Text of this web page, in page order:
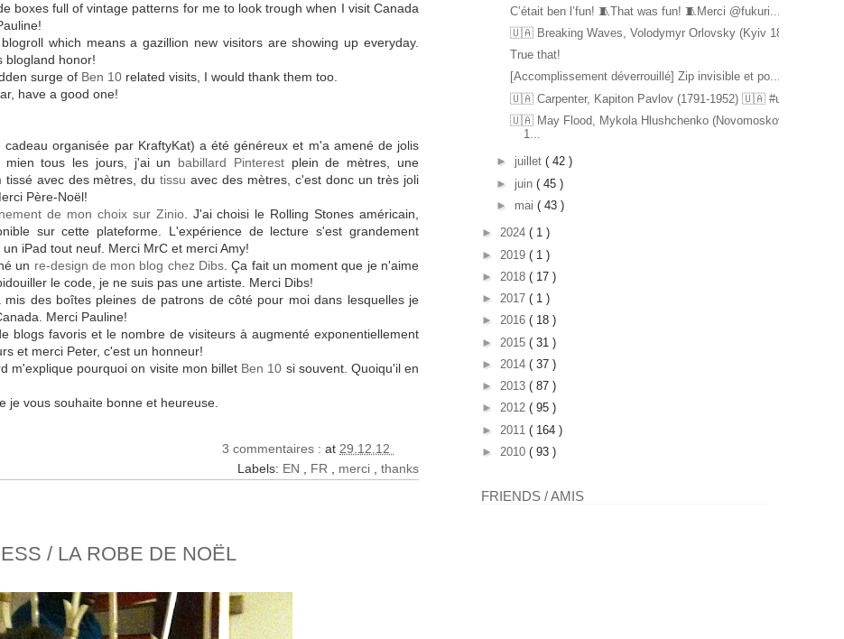
boxes full of vintage patterns for me to look trough when I visit Canada
which means a gazillion new visitors are showing up everyday.
blogland honor!
surge of Ben 10 related visits, I would thank them too.
have a good one!
cadeau organisée par KraftyKat) a été généreux et m'a amené de jolis
mien tous les jours, j'ai un babillard Pinterestplein de mètres, une
tissé avec des mètres, dutissu avec des mètres, c'est donc un très joli
Père-Noël!
de mon choix sur Zinio. J'ai choisi le Rolling Stones américain,
sur cette plateforme. L'expérience de lecture s'est grandement
iPad tout neuf. Merci MrC et merci Amy!
un re-design de mon blog chez Dibs. Ça fait un moment que je n'aime
le code, je ne suis pas une artiste. Merci Dibs!
mis des boîtes pleines de patrons de côté pour moi dans lesquelles je
Merci Pauline!
blogs favoris et le nombre de visiteurs à augmenté exponentiellement
et merci Peter, c'est un honneur!
m'explique pourquoi on visite mon billet Ben 10 si souvent. Quoiqu'il en
je vous souhaite bonne et heureuse.
3 commentaires : at 29.12.12
Labels: EN , FR , merci , thanks
/ LA ROBE DE NOËL
C’était ben l’fun! 🧵That was fun! 🧵Merci @fukuri...
🇺🇦 Breaking Waves, Volodymyr Orlovsky (Kyiv 1842...
True that!
[Accomplissement déverrouillé] Zip invisible et po...
🇺🇦 Carpenter, Kapiton Pavlov (1791-1952) 🇺🇦 #u...
🇺🇦 May Flood, Mykola Hlushchenko (Novomoskovsk
1...
► juillet ( 42 )
► juin ( 45 )
► mai ( 43 )
► 2024 ( 1 )
► 2019 ( 1 )
► 2018 ( 17 )
► 2017 ( 1 )
► 2016 ( 18 )
► 2015 ( 31 )
► 2014 ( 37 )
► 2013 ( 87 )
► 2012 ( 95 )
► 2011 ( 164 )
► 2010 ( 93 )
FRIENDS / AMIS